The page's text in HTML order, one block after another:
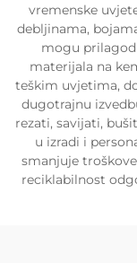
vremenske
debljinama,
mogu
materijala na
teškim uvjetima,
dugotrajnu
rezati, savijati,
u izradi i
smanjuje
reciklabilnost